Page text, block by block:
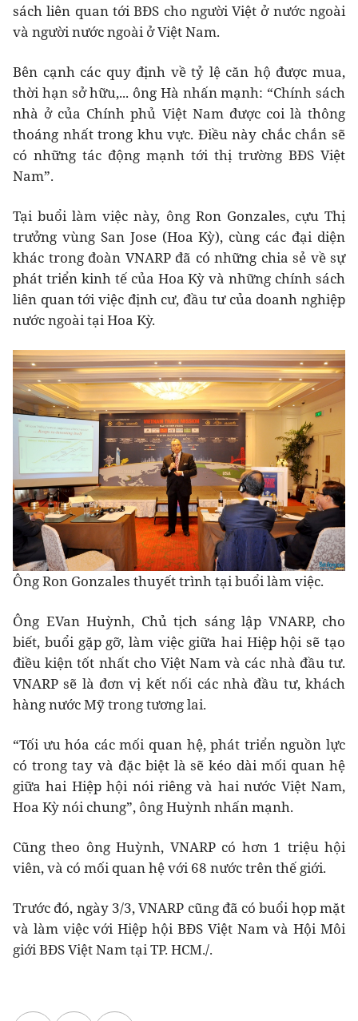
sách liên quan tới BĐS cho người Việt ở nước ngoài
và người nước ngoài ở Việt Nam.
Bên cạnh các quy định về tỷ lệ căn hộ được mua,
thời hạn sở hữu,... ông Hà nhấn mạnh: “Chính sách
nhà ở của Chính phủ Việt Nam được coi là thông
thoáng nhất trong khu vực. Điều này chắc chắn sẽ
có những tác động mạnh tới thị trường BĐS Việt
Nam”.
Tại buổi làm việc này, ông Ron Gonzales, cựu Thị
trưởng vùng San Jose (Hoa Kỳ), cùng các đại diện
khác trong đoàn VNARP đã có những chia sẻ về sự
phát triển kinh tế của Hoa Kỳ và những chính sách
liên quan tới việc định cư, đầu tư của doanh nghiệp
nước ngoài tại Hoa Kỳ.
Ông Ron Gonzales thuyết trình tại buổi làm việc.
Ông EVan Huỳnh, Chủ tịch sáng lập VNARP, cho
biết, buổi gặp gỡ, làm việc giữa hai Hiệp hội sẽ tạo
điều kiện tốt nhất cho Việt Nam và các nhà đầu tư.
VNARP sẽ là đơn vị kết nối các nhà đầu tư, khách
hàng nước Mỹ trong tương lai.
“Tối ưu hóa các mối quan hệ, phát triển nguồn lực
có trong tay và đặc biệt là sẽ kéo dài mối quan hệ
giữa hai Hiệp hội nói riêng và hai nước Việt Nam,
Hoa Kỳ nói chung”, ông Huỳnh nhấn mạnh.
Cũng theo ông Huỳnh, VNARP có hơn 1 triệu hội
viên, và có mối quan hệ với 68 nước trên thế giới.
Trước đó, ngày 3/3, VNARP cũng đã có buổi họp mặt
và làm việc với Hiệp hội BĐS Việt Nam và Hội Môi
giới BĐS Việt Nam tại TP. HCM./.